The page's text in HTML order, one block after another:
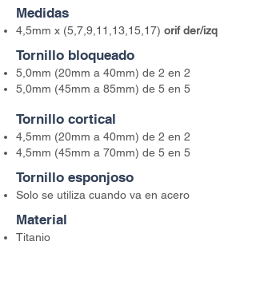
Medidas
4,5mm x (5,7,9,11,13,15,17) orif der/izq
Tornillo bloqueado
5,0mm (20mm a 40mm) de 2 en 2
5,0mm (45mm a 85mm) de 5 en 5
Tornillo cortical
4,5mm (20mm a 40mm) de 2 en 2
4,5mm (45mm a 70mm) de 5 en 5
Tornillo esponjoso
Solo se utiliza cuando va en acero
Material
Titanio